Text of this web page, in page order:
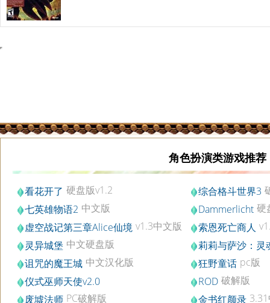
角色扮演类游戏推荐
看花开了 硬盘版v1.2 综合格斗世界3
v1.01
七英雄物语2 中文版 Dammerlicht 硬
v1.0.1
虚空战记第三章Alice仙境 v1.3中文版 索恩死亡商人
版
灵异城堡 中文硬盘版
莉莉与萨沙：灵
硬盘版
诅咒的魔王城 中文汉化版 狂野童话 pc版
仪式巫师天使v2.0
ROD 破解版
废墟法师 PC破解版 金书红颜录